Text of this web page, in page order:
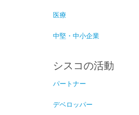
医療
中堅・中小企業
シスコの活動
パートナー
デベロッパー